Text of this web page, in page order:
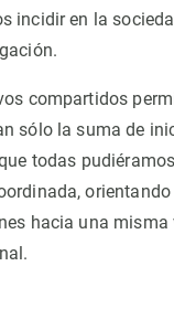
incidir en la
compartidos
sólo la suma de
todas
hacia una misma